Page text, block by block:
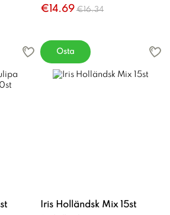
€14.69 €16.34
Osta
Iris Holländsk Mix 15st